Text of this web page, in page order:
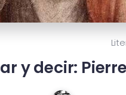
y decir: